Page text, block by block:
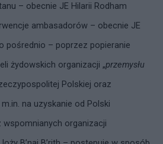
– obecnie JE Hilarii Rodham
ambasadorów – obecnie JE
pośrednio – poprzez popieranie
żydowskich organizacji „przemysłu
Polskiej oraz
na uzyskanie od Polski
wspomnianych organizacji